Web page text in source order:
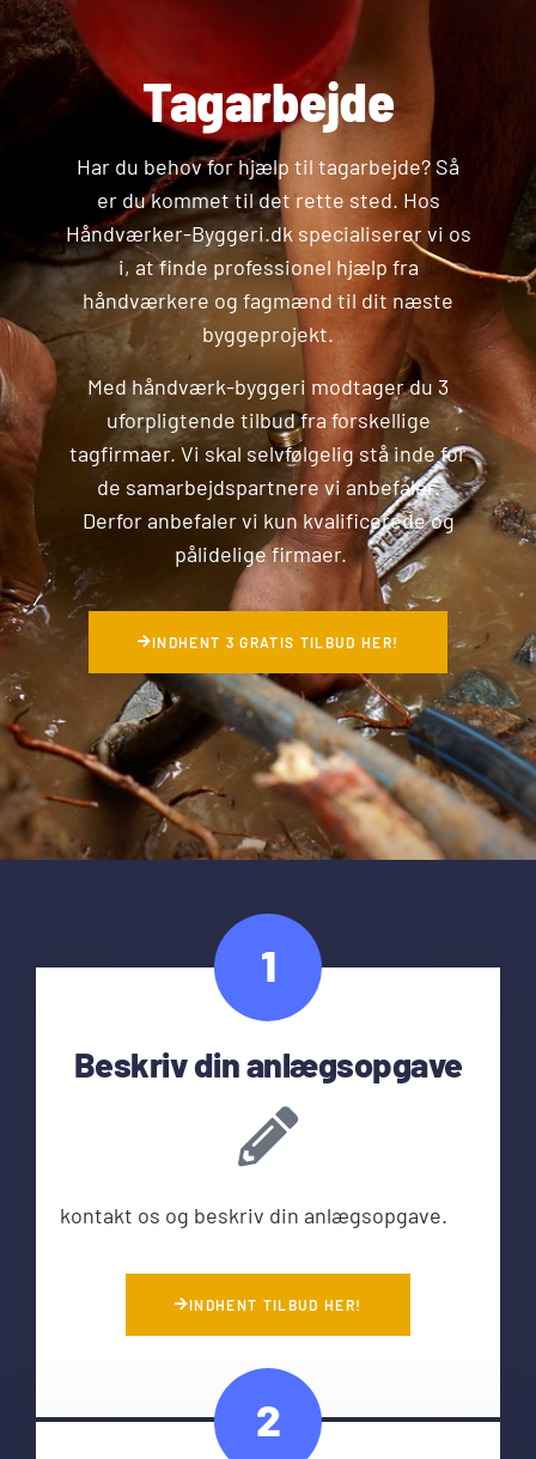
Tagarbejde
Har du behov for hjælp til tagarbejde? Så
er du kommet til det rette sted. Hos
Håndværker-Byggeri.dk specialiserer vi os
i, at finde professionel hjælp fra
håndværkere og fagmænd til dit næste
byggeprojekt.
Med håndværk-byggeri modtager du 3
uforpligtende tilbud fra forskellige
tagfirmaer. Vi skal selvfølgelig stå inde for
de samarbejdspartnere vi anbefaler.
Derfor anbefaler vi kun kvalificerede og
pålidelige firmaer.
INDHENT 3 GRATIS TILBUD HER!
1
Beskriv din anlægsopgave
kontakt os og beskriv din anlægsopgave.
INDHENT TILBUD HER!
2